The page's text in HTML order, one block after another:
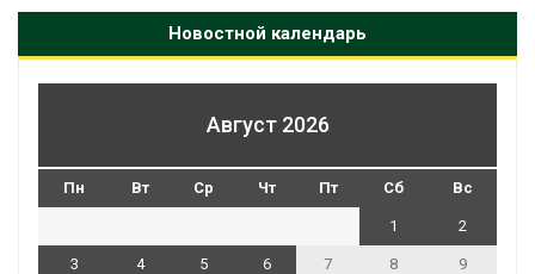
Новостной календарь
Август 2026
Пн Вт Ср Чт Пт Сб Вс
1 2
3 4 5 6 7 8 9